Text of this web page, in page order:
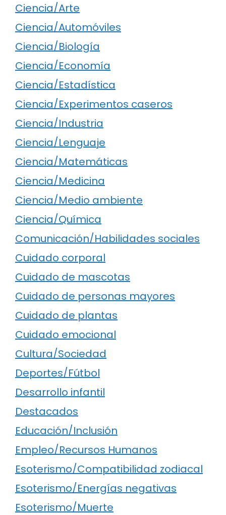
Ciencia/Arte
Ciencia/Automóviles
Ciencia/Biología
Ciencia/Economía
Ciencia/Estadística
Ciencia/Experimentos caseros
Ciencia/Industria
Ciencia/Lenguaje
Ciencia/Matemáticas
Ciencia/Medicina
Ciencia/Medio ambiente
Ciencia/Química
Comunicación/Habilidades sociales
Cuidado corporal
Cuidado de mascotas
Cuidado de personas mayores
Cuidado de plantas
Cuidado emocional
Cultura/Sociedad
Deportes/Fútbol
Desarrollo infantil
Destacados
Educación/Inclusión
Empleo/Recursos Humanos
Esoterismo/Compatibilidad zodiacal
Esoterismo/Energías negativas
Esoterismo/Muerte